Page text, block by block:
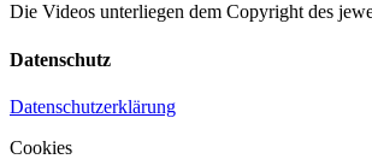
Die Videos unterliegen dem Copyright des
Datenschutz
Datenschutzerklärung
Cookies